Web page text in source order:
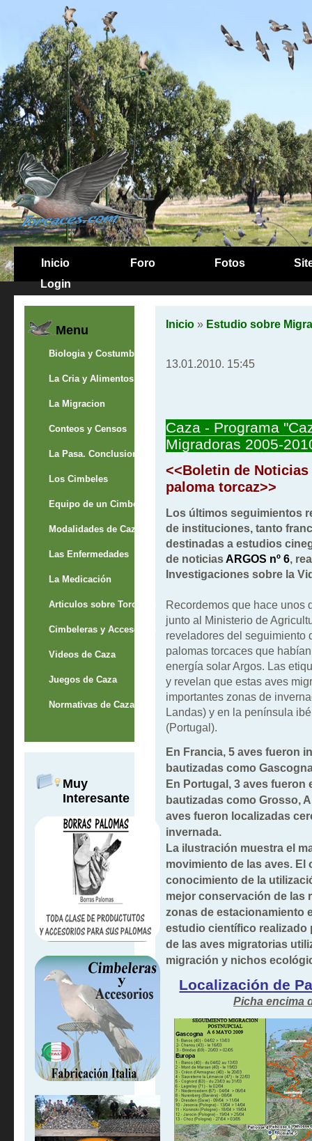
Inicio Foro Fotos
Login
Menu
Biologia y Costumbres
La Cria y Alimentos
La Migracion
Conteos y Censos
La Pasa. Conclusion
Los Cimbeles
Equipo de un Cimbelero
Modalidades de Caza
Las Enfermedades
La Medicación
Articulos sobre Torcaces
Cimbeleras y Accesorios
Videos de Caza
Juegos de Caza
Normativas de Caza
Muy
Interesante
Inicio» Estudio sobre
13.01.2010. 15:45
Caza - Programa
Migradoras 2005-
<<Boletin de
paloma torcaz>>
Los últimos seguimientos
de instituciones, tanto
destinadas a estudios
de noticiasARGOS nº 6,
Investigaciones sobre la
Recordemos que hace unos
junto al Ministerio de
reveladores del seguimiento
palomas torcaces que
energía solar Argos. Las
y revelan que estas aves
importantes zonas de
Landas) y en la península
(Portugal).
En Francia, 5 aves fueron
bautizadas como
En Portugal, 3 aves fueron
bautizadas como Grosso,
aves fueron localizadas
invernada.
La ilustración muestra el
movimiento de las aves. El
conocimiento de la
mejor conservación de las
zonas de estacionamiento
estudio científico realizado
de las aves migratorias
migración y nichos
Localización de
Picha encima